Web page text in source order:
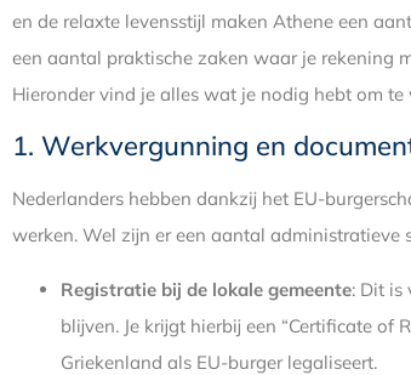
en de relaxte levensstijl maken Athene een
een aantal praktische zaken waar je rekening
Hieronder vind je alles wat je nodig hebt om
1. Werkvergunning en
Nederlanders hebben dankzij het EU-
werken. Wel zijn er een aantal administratieve
Registratie bij de lokale gemeente: Dit is
blijven. Je krijgt hierbij een “Certificate of
Griekenland als EU-burger legaliseert.